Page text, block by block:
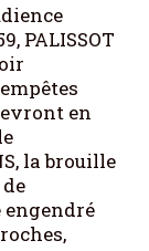
PALISSOT
en
la brouille
engendré